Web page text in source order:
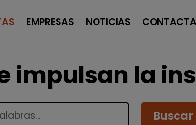
EMPRESAS NOTICIAS
impulsan la
Buscar